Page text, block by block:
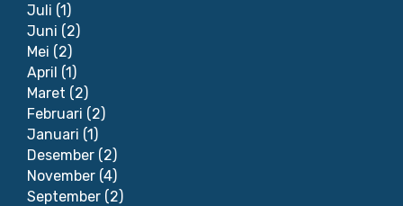
Juli (1)
Juni (2)
Mei (2)
April (1)
Maret (2)
Februari (2)
Januari (1)
Desember (2)
November (4)
September (2)